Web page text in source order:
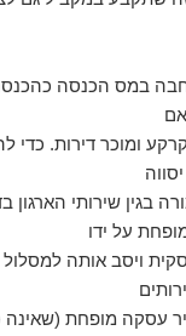
במס הכנסה
ומוכר דירות. כדי
בגין שירותי
על ידו
ויסב אותה למסלול
עסקה מופחת